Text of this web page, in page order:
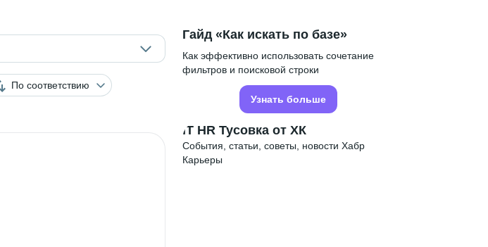
По соответствию
Гайд «Как искать по базе»
Как эффективно использовать сочетание
фильтров и поисковой строки
Узнать больше
IT HR Тусовка от ХК
События, статьи, советы, новости Хабр
Карьеры